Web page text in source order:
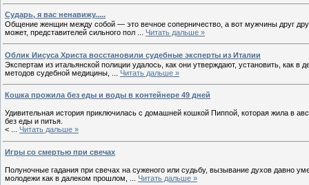
Сударь, я вас ненавижу.....
Общение женщин между собой — это вечное соперничество, а вот мужчины друг
может, представителей сильного пол
Читать дальше »
Облик Иисуса Христа восстановили судебные эксперты из Италии
Экспертам из итальянской полиции удалось, как они утверждают, установить,
методов судебной медицины,
Читать дальше »
Кошка прожила без еды и воды в контейнере 49 дней
Удивительная история приключилась с домашней кошкой Пиппой, которая жила в
без еды и питья.
< ... Читать дальше »
Игры со смертью при свечах
Полуночные гадания при свечах на суженого или судьбу, вызывание духов давно
молодежи как в далеком прошлом,
Читать дальше »